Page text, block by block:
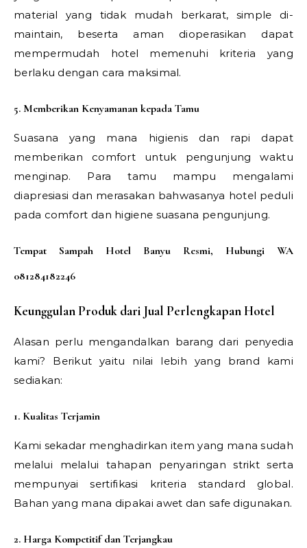
material yang tidak mudah berkarat, simple di-
maintain, beserta aman dioperasikan dapat
mempermudah hotel memenuhi kriteria yang
berlaku dengan cara maksimal.
5. Memberikan Kenyamanan kepada Tamu
Suasana yang mana higienis dan rapi dapat
memberikan comfort untuk pengunjung waktu
menginap. Para tamu mampu mengalami
diapresiasi dan merasakan bahwasanya hotel peduli
pada comfort dan higiene suasana pengunjung.
Tempat Sampah Hotel Banyu Resmi, Hubungi WA
081284182246
Keunggulan Produk dari Jual Perlengkapan Hotel
Alasan perlu mengandalkan barang dari penyedia
kami? Berikut yaitu nilai lebih yang brand kami
sediakan:
1. Kualitas Terjamin
Kami sekadar menghadirkan item yang mana sudah
melalui melalui tahapan penyaringan strikt serta
mempunyai sertifikasi kriteria standard global.
Bahan yang mana dipakai awet dan safe digunakan.
2. Harga Kompetitif dan Terjangkau